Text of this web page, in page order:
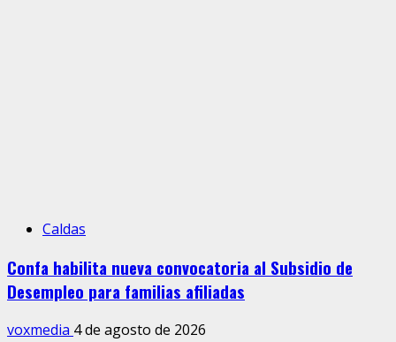
Caldas
Confa habilita nueva convocatoria al Subsidio de
Desempleo para familias afiliadas
voxmedia 4 de agosto de 2026